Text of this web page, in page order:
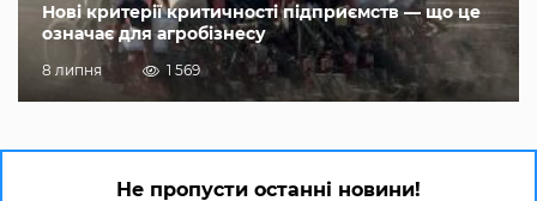
Нові критерії критичності підприємств — що це
означає для агробізнесу
8 липня 1 569
Не пропусти останні новини!